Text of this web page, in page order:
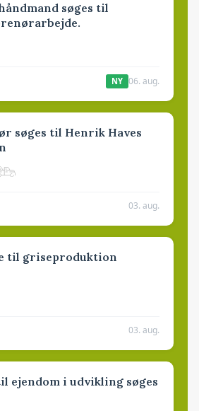
søges til
NY 06. aug.
søges til Henrik Haves
03. aug.
til griseproduktion
03. aug.
ejendom i udvikling søges